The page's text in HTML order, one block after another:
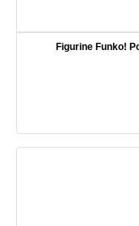
Figurine Funko!